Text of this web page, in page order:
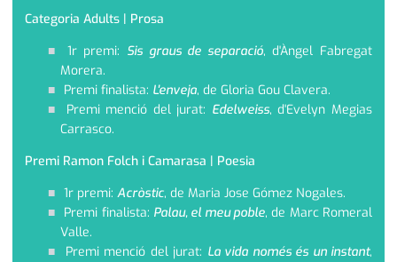
Categoria Adults | Prosa
1r premi: Sis graus de separació, d'Àngel Fabregat
Morera.
Premi finalista: L'enveja, de Gloria Gou Clavera.
Premi menció del jurat: Edelweiss, d'Evelyn Megias
Carrasco.
Premi Ramon Folch i Camarasa | Poesia
1r premi: Acròstic, de Maria Jose Gómez Nogales.
Premi finalista: Palau, el meu poble, de Marc Romeral
Valle.
Premi menció del jurat: La vida només és un instant,